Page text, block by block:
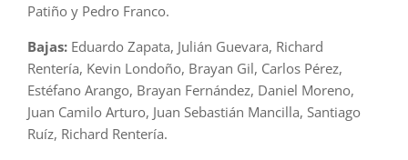
Patiño y Pedro Franco.
Bajas: Eduardo Zapata, Julián Guevara, Richard
Rentería, Kevin Londoño, Brayan Gil, Carlos Pérez,
Estéfano Arango, Brayan Fernández, Daniel Moreno,
Juan Camilo Arturo, Juan Sebastián Mancilla, Santiago
Ruíz, Richard Rentería.